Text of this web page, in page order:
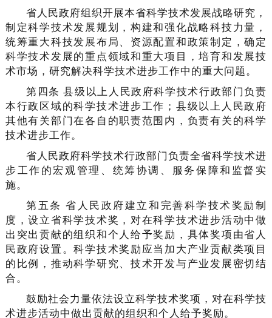
省人民政府组织开展本省科学技术发展战略研究，
制定科学技术发展规划，构建和强化战略科技力量，
统筹重大科技发展布局、资源配置和政策制定，确定
科学技术发展的重点领域和重大项目，培育和发展技
术市场，研究解决科学技术进步工作中的重大问题。
第四条 县级以上人民政府科学技术行政部门负责
本行政区域的科学技术进步工作；县级以上人民政府
其他有关部门在各自的职责范围内，负责有关的科学
技术进步工作。
省人民政府科学技术行政部门负责全省科学技术进
步工作的宏观管理、统筹协调、服务保障和监督实
施。
第五条 省人民政府建立和完善科学技术奖励制
度，设立省科学技术奖，对在科学技术进步活动中做
出突出贡献的组织和个人给予奖励，具体奖项由省人
民政府设置。科学技术奖励应当加大产业贡献类项目
的比例，推动科学研究、技术开发与产业发展密切结
合。
鼓励社会力量依法设立科学技术奖项，对在科学技
术进步活动中做出贡献的组织和个人给予奖励。